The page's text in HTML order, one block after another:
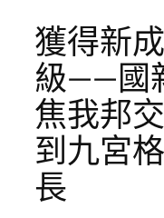
獲得新
級——國
焦我邦
到九宮
長